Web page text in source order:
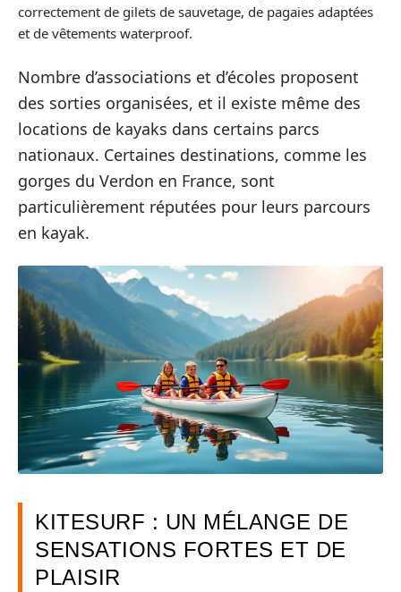
correctement de gilets de sauvetage, de pagaies adaptées
et de vêtements waterproof.
Nombre d’associations et d’écoles proposent
des sorties organisées, et il existe même des
locations de kayaks dans certains parcs
nationaux. Certaines destinations, comme les
gorges du Verdon en France, sont
particulièrement réputées pour leurs parcours
en kayak.
KITESURF : UN MÉLANGE DE
SENSATIONS FORTES ET DE
PLAISIR